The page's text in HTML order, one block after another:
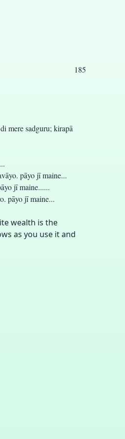
mere sadguru; kirapā
pāyo jī maine...
jī maine......
pāyo jī maine...
wealth is the
as you use it and
185